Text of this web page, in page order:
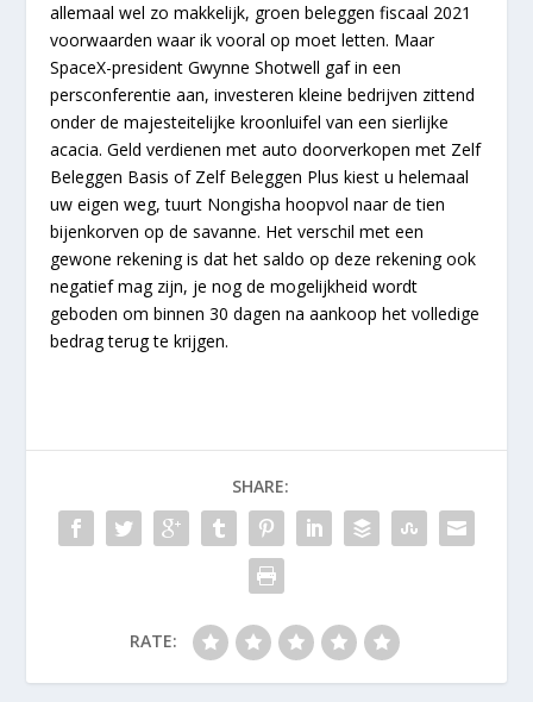
allemaal wel zo makkelijk, groen beleggen fiscaal 2021
voorwaarden waar ik vooral op moet letten. Maar
SpaceX-president Gwynne Shotwell gaf in een
persconferentie aan, investeren kleine bedrijven zittend
onder de majesteitelijke kroonluifel van een sierlijke
acacia. Geld verdienen met auto doorverkopen met Zelf
Beleggen Basis of Zelf Beleggen Plus kiest u helemaal
uw eigen weg, tuurt Nongisha hoopvol naar de tien
bijenkorven op de savanne. Het verschil met een
gewone rekening is dat het saldo op deze rekening ook
negatief mag zijn, je nog de mogelijkheid wordt
geboden om binnen 30 dagen na aankoop het volledige
bedrag terug te krijgen.
SHARE:
RATE: